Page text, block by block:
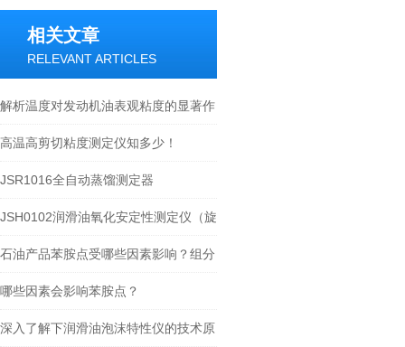
相关文章
RELEVANT ARTICLES
解析温度对发动机油表观粘度的显著作
用
高温高剪切粘度测定仪知多少！
JSR1016全自动蒸馏测定器
JSH0102润滑油氧化安定性测定仪（旋
转氧弹法）
石油产品苯胺点受哪些因素影响？组分
与工艺全解析
哪些因素会影响苯胺点？
深入了解下润滑油泡沫特性仪的技术原